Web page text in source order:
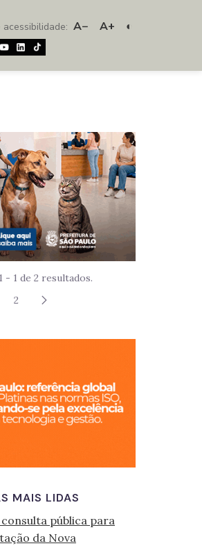
acessibilidade: A− A+ ◐
Imagem de
- 1 de 2 resultados.
2
MAIS LIDAS
pública para
da Nova